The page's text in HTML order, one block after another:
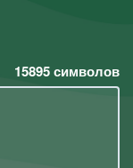
15895символов